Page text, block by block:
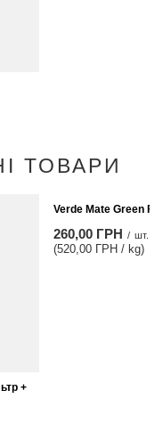
ТОВАРИ
+
Verde Mate Green
260,00 ГРН / шт.
(520,00 ГРН / kg)